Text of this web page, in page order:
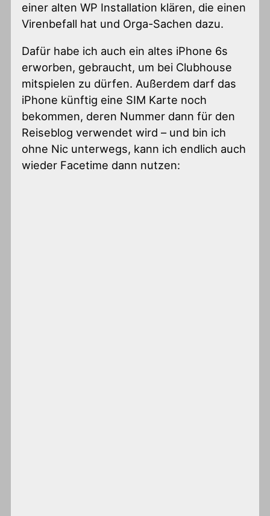
einer alten WP Installation klären, die einen
Virenbefall hat und Orga-Sachen dazu.
Dafür habe ich auch ein altes iPhone 6s
erworben, gebraucht, um bei Clubhouse
mitspielen zu dürfen. Außerdem darf das
iPhone künftig eine SIM Karte noch
bekommen, deren Nummer dann für den
Reiseblog verwendet wird – und bin ich
ohne Nic unterwegs, kann ich endlich auch
wieder Facetime dann nutzen: